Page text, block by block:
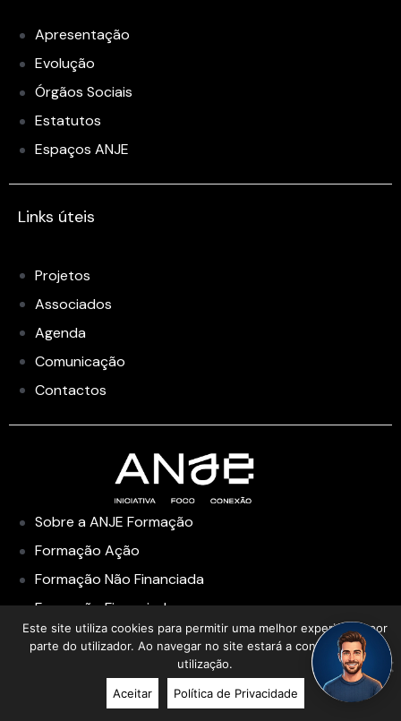
Apresentação
Evolução
Órgãos Sociais
Estatutos
Espaços ANJE
Links úteis
Projetos
Associados
Agenda
Comunicação
Contactos
Sobre a ANJE Formação
Formação Ação
Formação Não Financiada
Formação Financiada
Academia de Liderança
Este site utiliza cookies para permitir uma melhor experiência por
parte do utilizador. Ao navegar no site estará a consentir a sua
utilização.
Aceitar Política de Privacidade